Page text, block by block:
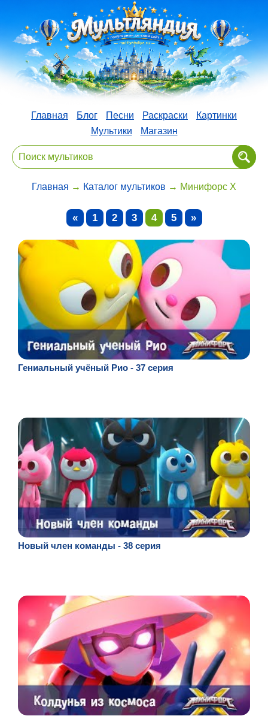
Главная Блог Песни Раскраски
Картинки
Мультики
Магазин
Главная → Каталог мультиков → Минифорс X
« 1 2 3 4 5 »
Гениальный учёный Рио - 37 серия
Новый член команды - 38 серия